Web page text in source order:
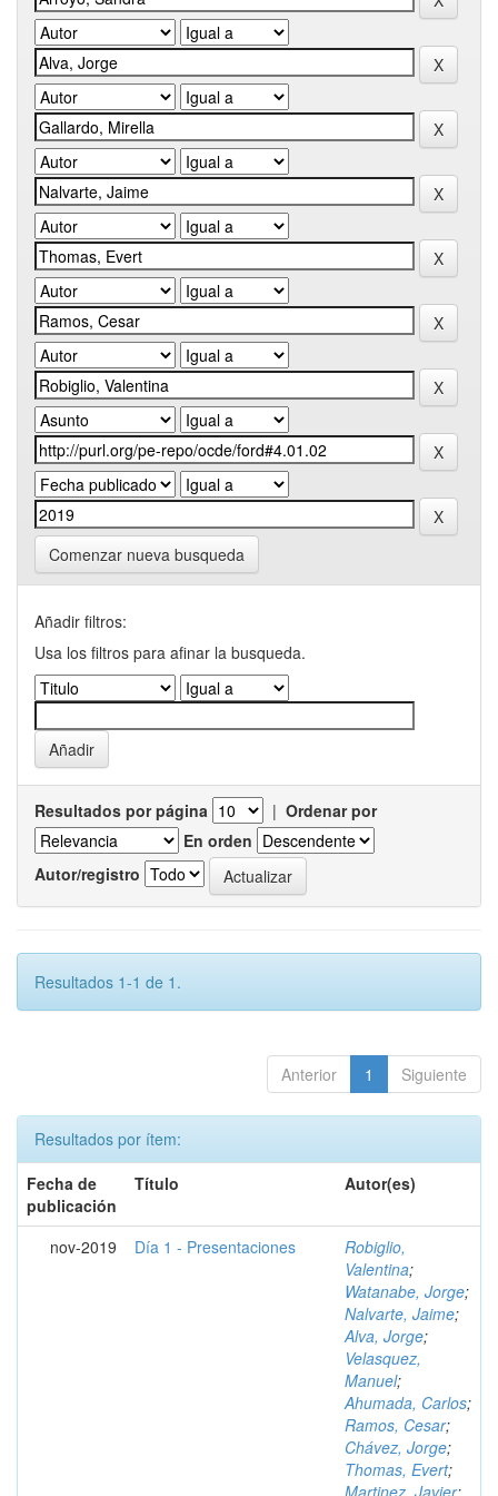
Comenzar nueva busqueda
Añadir filtros:
Usa los filtros para afinar la busqueda.
Resultados por página | Ordenar por
En orden
Autor/registro
Resultados 1-1 de 1.
Anterior 1 Siguiente
Resultados por ítem:
Fecha de
publicación
Título Autor(es)
nov-2019 Día 1 - Presentaciones
Robiglio,
Valentina;
Watanabe, Jorge;
Nalvarte, Jaime;
Alva, Jorge;
Velasquez,
Manuel;
Ahumada, Carlos;
Ramos, Cesar;
Chávez, Jorge;
Thomas, Evert;
Martinez, Javier;